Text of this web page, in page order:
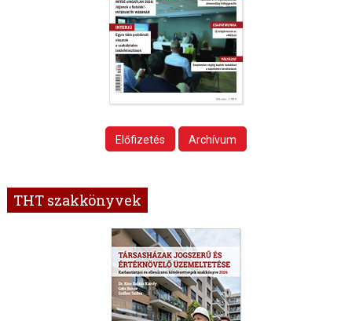
Előfizetés Archívum
THT szakkönyvek